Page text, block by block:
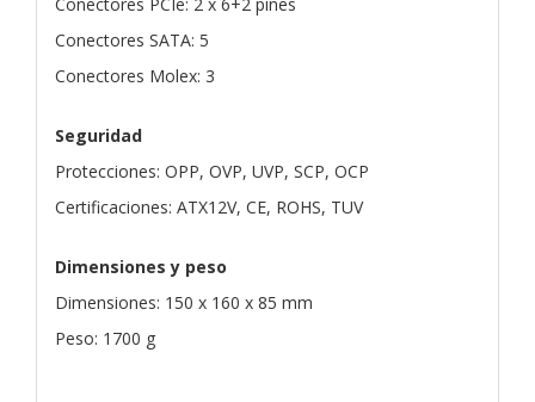
Conectores SATA: 5
Conectores Molex: 3
Seguridad
Protecciones: OPP, OVP, UVP, SCP, OCP
Certificaciones: ATX12V, CE, ROHS, TUV
Dimensiones y peso
Dimensiones: 150 x 160 x 85 mm
Peso: 1700 g